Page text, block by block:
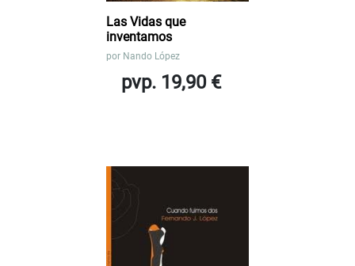
Las Vidas que
inventamos
por Nando López
pvp. 19,90 €